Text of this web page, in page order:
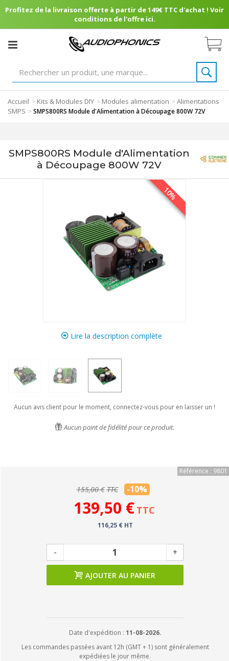
Profitez de la livraison offerte à partir de 149€ TTC d'achat ! Voir
conditions de l'offre ici.
Accueil > Kits & Modules DIY > Modules alimentation >Alimentations
SMPS >SMPS800RS Module d'Alimentation à Découpage 800W 72V
SMPS800RS Module d'Alimentation
à Découpage 800W 72V
10%
Lire la description complète
Aucun avis client pour le moment, connectez-vous pour en laisser un !
Aucun point de fidélité pour ce produit.
Référence : 9801
155,00 € TTC -10%
139,50 € TTC
116,25 € HT
- +
AJOUTER AU PANIER
Date d'expédition : 11-08-2026.
Les commandes passées avant 12h (GMT + 1) sont généralement
expédiées le jour même.